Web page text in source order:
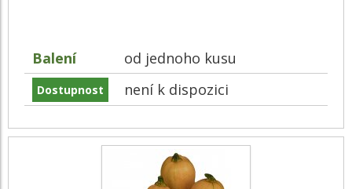
Balení od jednoho kusu
Dostupnost není k dispozici